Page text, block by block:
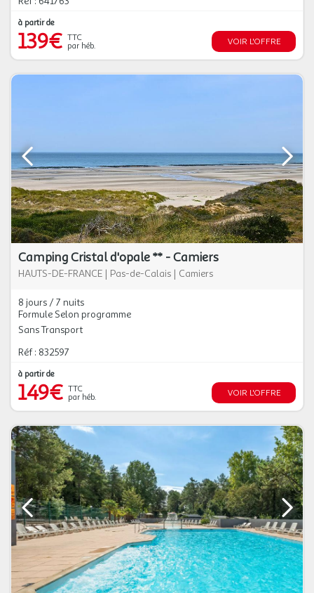
à partir de
139€ TTC
par héb.
VOIR L'OFFRE
Camping Cristal d'opale ** - Camiers
HAUTS-DE-FRANCE | Pas-de-Calais | Camiers
8 jours / 7 nuits
Formule Selon programme
Sans Transport
Réf : 832597
à partir de
149€ TTC
par héb.
VOIR L'OFFRE